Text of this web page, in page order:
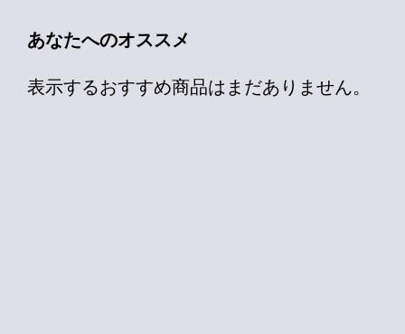
あなたへのオススメ
表示するおすすめ商品はまだありません。